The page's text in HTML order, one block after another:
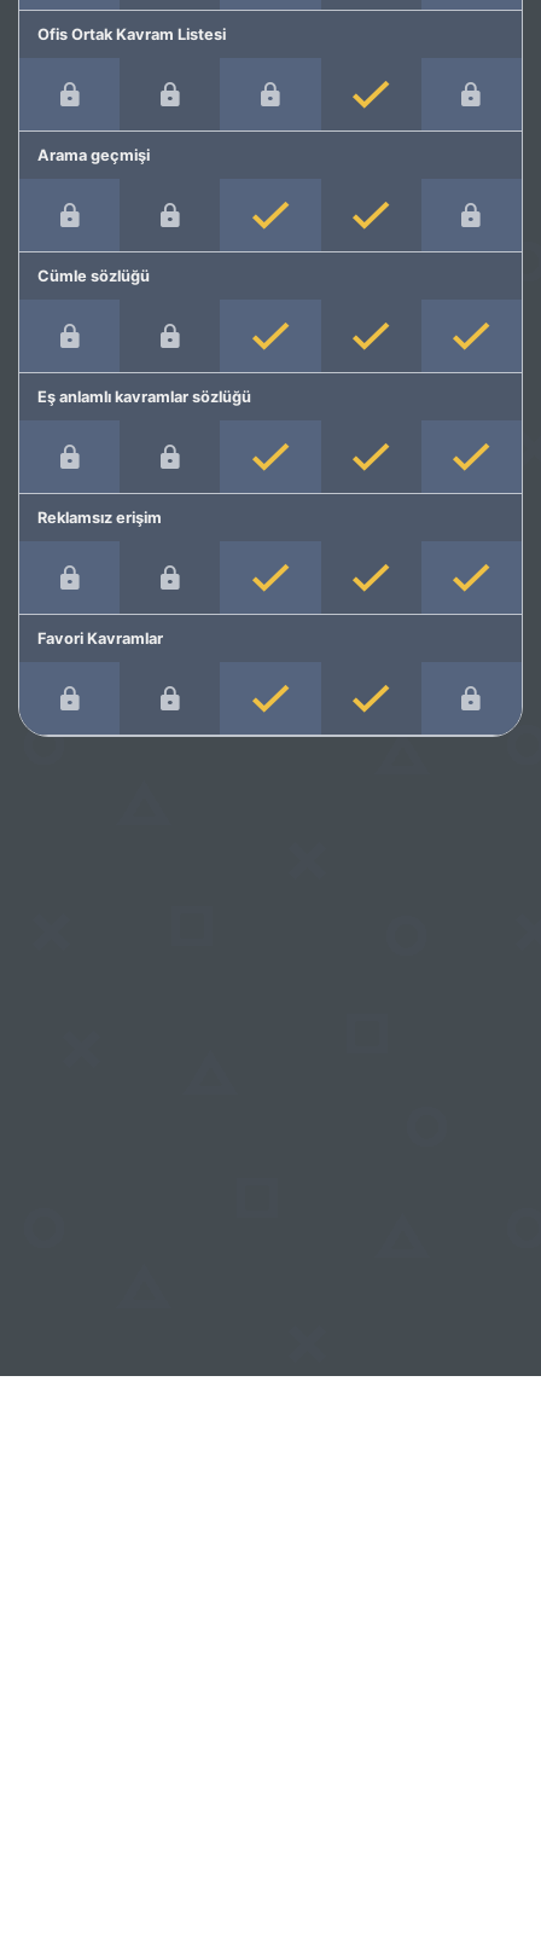
Ofis Ortak Kavram Listesi
Arama geçmişi
Cümle sözlüğü
Eş anlamlı kavramlar sözlüğü
Reklamsız erişim
Favori Kavramlar